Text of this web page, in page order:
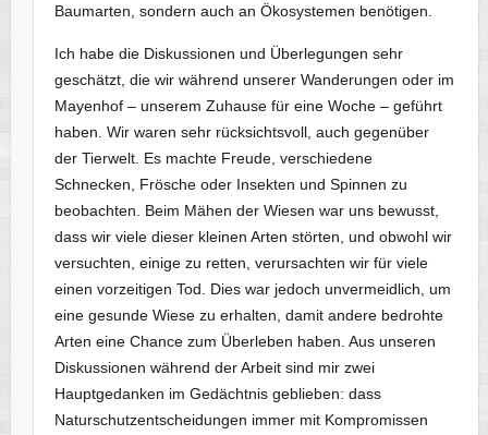
Baumarten, sondern auch an Ökosystemen benötigen.
Ich habe die Diskussionen und Überlegungen sehr
geschätzt, die wir während unserer Wanderungen oder im
Mayenhof – unserem Zuhause für eine Woche – geführt
haben. Wir waren sehr rücksichtsvoll, auch gegenüber
der Tierwelt. Es machte Freude, verschiedene
Schnecken, Frösche oder Insekten und Spinnen zu
beobachten. Beim Mähen der Wiesen war uns bewusst,
dass wir viele dieser kleinen Arten störten, und obwohl wir
versuchten, einige zu retten, verursachten wir für viele
einen vorzeitigen Tod. Dies war jedoch unvermeidlich, um
eine gesunde Wiese zu erhalten, damit andere bedrohte
Arten eine Chance zum Überleben haben. Aus unseren
Diskussionen während der Arbeit sind mir zwei
Hauptgedanken im Gedächtnis geblieben: dass
Naturschutzentscheidungen immer mit Kompromissen